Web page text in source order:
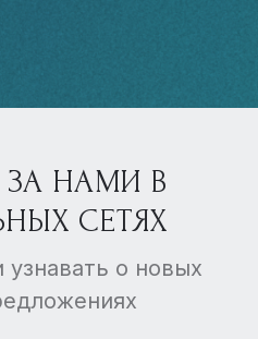
НАМИ В
СЕТЯХ
о новых